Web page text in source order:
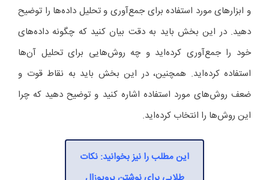
و ابزارهای مورد استفاده برای جمع‌آوری و تحلیل داده‌ها را توضیح
دهید. در این بخش باید به دقت بیان کنید که چگونه داده‌های
خود را جمع‌آوری کرده‌اید و چه روش‌هایی برای تحلیل آن‌ها
استفاده کرده‌اید. همچنین، در این بخش باید به نقاط قوت و
ضعف روش‌های مورد استفاده اشاره کنید و توضیح دهید که چرا
این روش‌ها را انتخاب کرده‌اید.
این مطلب را نیز بخوانید: نکات